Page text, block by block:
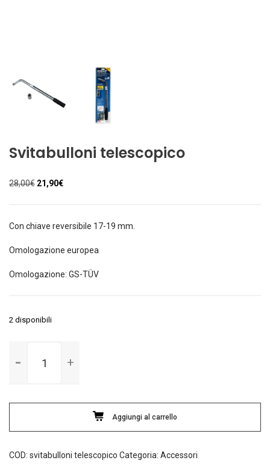
Svitabulloni telescopico
28,00€ Il
originale
28,00€.
21,90€Il
attuale
21,90€.
Con chiave reversibile 17-19 mm.
Omologazione europea
Omologazione: GS-TÜV
2 disponibili
telescopico
Aggiungi al carrello
COD: svitabulloni telescopico Categoria: Accessori